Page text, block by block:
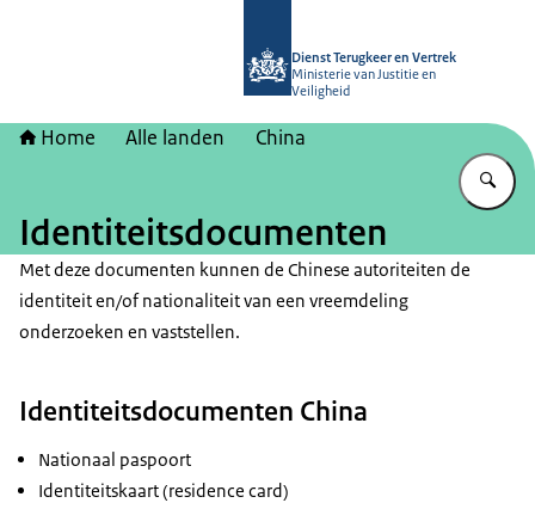
Dienst Terugkeer en Vertrek
Ministerie van Justitie en
Veiligheid
Home Alle landen China
Identiteitsdocumenten
Met deze documenten kunnen de Chinese autoriteiten de
identiteit en/of nationaliteit van een vreemdeling
onderzoeken en vaststellen.
Identiteitsdocumenten China
Nationaal paspoort
Identiteitskaart (residence card)